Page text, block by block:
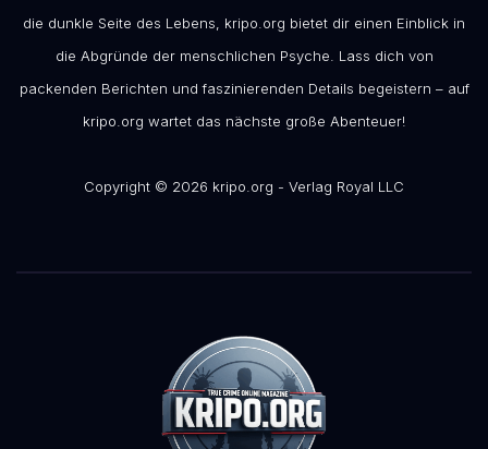
die dunkle Seite des Lebens, kripo.org bietet dir einen Einblick in
die Abgründe der menschlichen Psyche. Lass dich von
packenden Berichten und faszinierenden Details begeistern – auf
kripo.org wartet das nächste große Abenteuer!
Copyright © 2026 kripo.org - Verlag Royal LLC